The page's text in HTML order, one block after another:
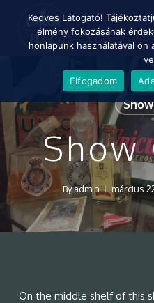
Show
Byadmin március
On the middle shelf of this
Kedves Látogató!
élmény fokozásának
honlapunk használatával
Elfogadom